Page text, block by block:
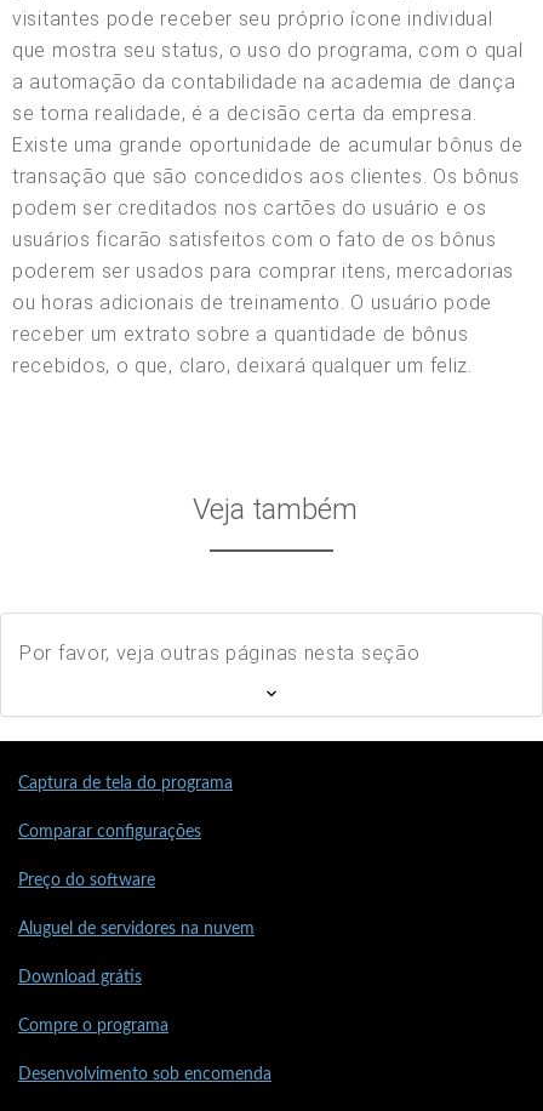
visitantes pode receber seu próprio ícone individual
que mostra seu status, o uso do programa, com o qual
a automação da contabilidade na academia de dança
se torna realidade, é a decisão certa da empresa.
Existe uma grande oportunidade de acumular bônus de
transação que são concedidos aos clientes. Os bônus
podem ser creditados nos cartões do usuário e os
usuários ficarão satisfeitos com o fato de os bônus
poderem ser usados para comprar itens, mercadorias
ou horas adicionais de treinamento. O usuário pode
receber um extrato sobre a quantidade de bônus
recebidos, o que, claro, deixará qualquer um feliz.
Veja também
Por favor, veja outras páginas nesta seção
Captura de tela do programa
Comparar configurações
Preço do software
Aluguel de servidores na nuvem
Download grátis
Compre o programa
Desenvolvimento sob encomenda